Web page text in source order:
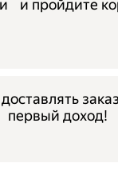
и пройдите
первый доход!